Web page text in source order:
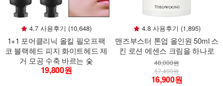
4.7 사용후기 (10,648)
1+1 포어클리닉 올킬 필오프팩
코 블랙헤드 피지 화이트헤드 제
거 모공 수축 바르는 숯
19,800원
4.8 사용후기 (1,895)
맨즈부스터 톤업 올인원 50ml 스
킨 로션 에센스 크림을 하나로
48,000원
17,400원
16,900원